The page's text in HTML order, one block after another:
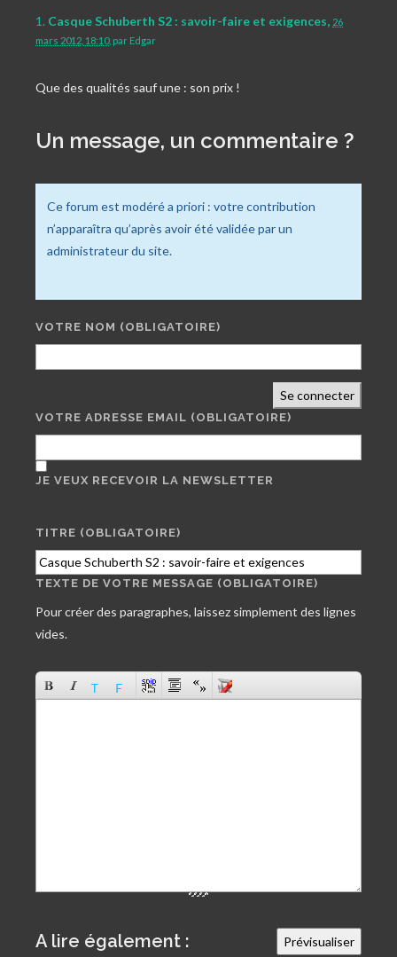
1. Casque Schuberth S2 : savoir-faire et exigences, 26
mars 2012, 18:10, par Edgar
Que des qualités sauf une : son prix !
Un message, un commentaire ?
Ce forum est modéré a priori : votre contribution
n’apparaîtra qu’après avoir été validée par un
administrateur du site.
VOTRE NOM (OBLIGATOIRE)
Se connecter
VOTRE ADRESSE EMAIL (OBLIGATOIRE)
JE VEUX RECEVOIR LA NEWSLETTER
TITRE (OBLIGATOIRE)
TEXTE DE VOTRE MESSAGE (OBLIGATOIRE)
Pour créer des paragraphes, laissez simplement des lignes
vides.
A lire également :